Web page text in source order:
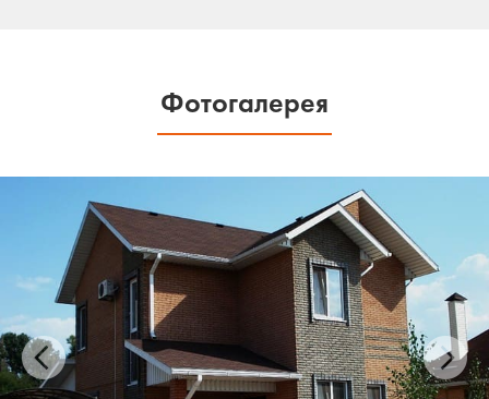
Фотогалерея